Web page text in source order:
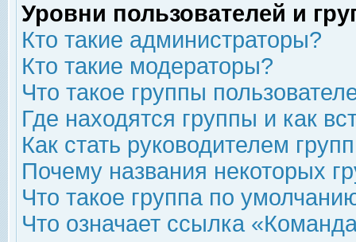
Уровни пользователей и
Кто такие администраторы?
Кто такие модераторы?
Что такое группы
Где находятся группы и как
Как стать руководителем
Почему названия некоторых
Что такое группа по
Что означает ссылка